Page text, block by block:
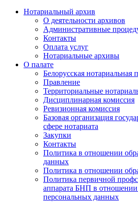
Нотариальный архив
О деятельности архивов
Административные
Контакты
Оплата услуг
Нотариальные архивы
О палате
Белорусская нотариальная
Правление
Территориальные
Дисциплинарная комиссия
Ревизионная комиссия
Базовая организация
сфере нотариата
Закупки
Контакты
Политика в отношении
данных
Политика в отношении
Политика первичной
аппарата БНП в отношении
персональных данных